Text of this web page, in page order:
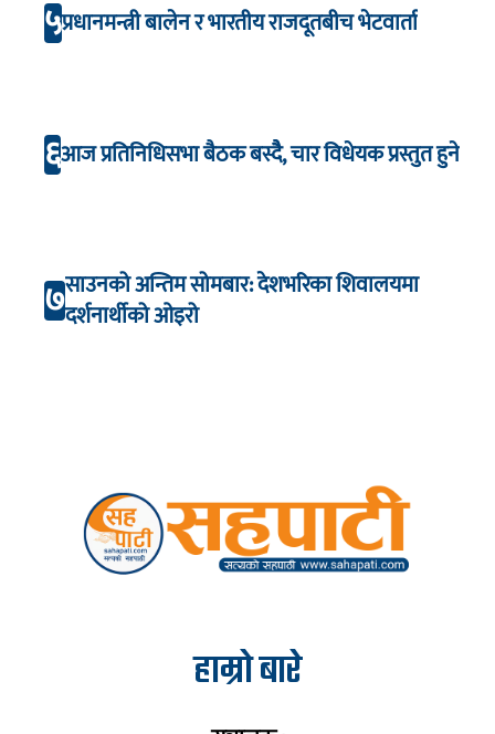
५प्रधानमन्त्री बालेन र भारतीय राजदूतबीच भेटवार्ता
६आज प्रतिनिधिसभा बैठक बस्दैै, चार विधेयक प्रस्तुत हुने
७साउनको अन्तिम सोमबार: देशभरिका शिवालयमा
दर्शनार्थीको ओइरो
हाम्रो बारे